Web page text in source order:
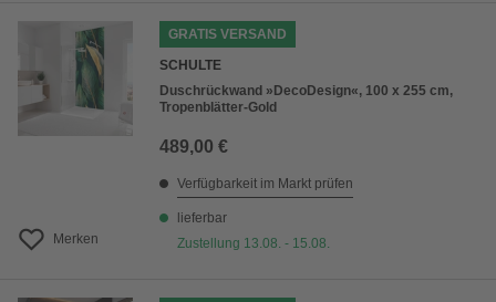
Merken
GRATIS VERSAND
SCHULTE
Duschrückwand »DecoDesign«, 100 x 255 cm,
Tropenblätter-Gold
489,00 €
Verfügbarkeit im Markt prüfen
lieferbar
Zustellung 13.08. - 15.08.